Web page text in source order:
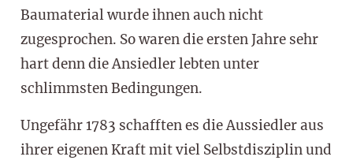
Baumaterial wurde ihnen auch nicht
zugesprochen. So waren die ersten Jahre sehr
hart denn die Ansiedler lebten unter
schlimmsten Bedingungen.
Ungefähr 1783 schafften es die Aussiedler aus
ihrer eigenen Kraft mit viel Selbstdisziplin und